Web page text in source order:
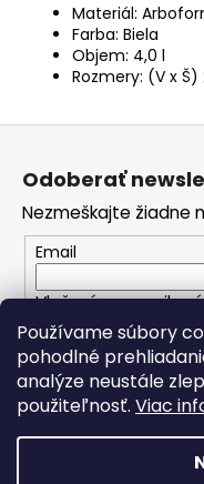
Používame súbory
pohodlné
analýze neustále
použiteľnosť. Viac
Materiál:
Farba: Biela
Objem: 4,0 l
Rozmery: (V x Š)
Z
e
Odoberať
Nezmeškajte žiadne
Email
Vložením e-mailu
ochrany osobných
PRIHLÁSIŤ SA